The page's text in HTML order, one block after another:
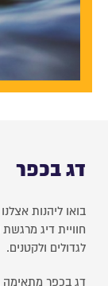
דג בכפר
בואו ליהנות
חוויית דיג
לגדולים ולקטנים.
דג בכפר מתאימה